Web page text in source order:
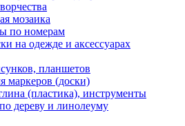
мозаика
по номерам
на одежде и аксессуарах
планшетов
маркеров (доски)
(пластика), инструменты
дереву и линолеуму